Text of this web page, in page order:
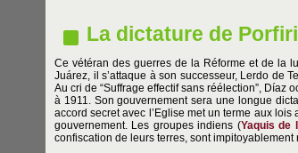
La dictature de
Ce vétéran des guerres de la Réforme et de la
Juárez, il s’attaque à son successeur, Lerdo de
Au cri de “Suffrage effectif sans réélection”, Díaz
à 1911. Son gouvernement sera une longue
accord secret avec l’Eglise met un terme aux
gouvernement. Les groupes indiens (Yaquis de
confiscation de leurs terres, sont impitoyablement